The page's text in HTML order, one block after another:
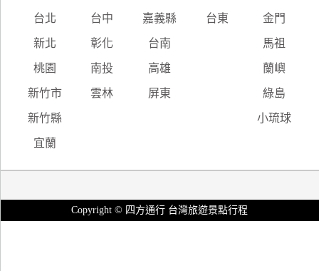
台北 台中 嘉義縣 台東 金門
新北 彰化 台南 馬祖
桃園 南投 高雄 蘭嶼
新竹市 雲林 屏東 綠島
新竹縣 小琉球
宜蘭
Copyright © 四方通行 台灣旅遊景點行程